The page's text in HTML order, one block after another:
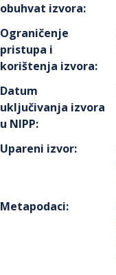
obuhvat izvora:
Ograničenje
pristupa i
korištenja izvora:
Datum
uključivanja izvora
u NIPP:
Upareni izvor:
Metapodaci: